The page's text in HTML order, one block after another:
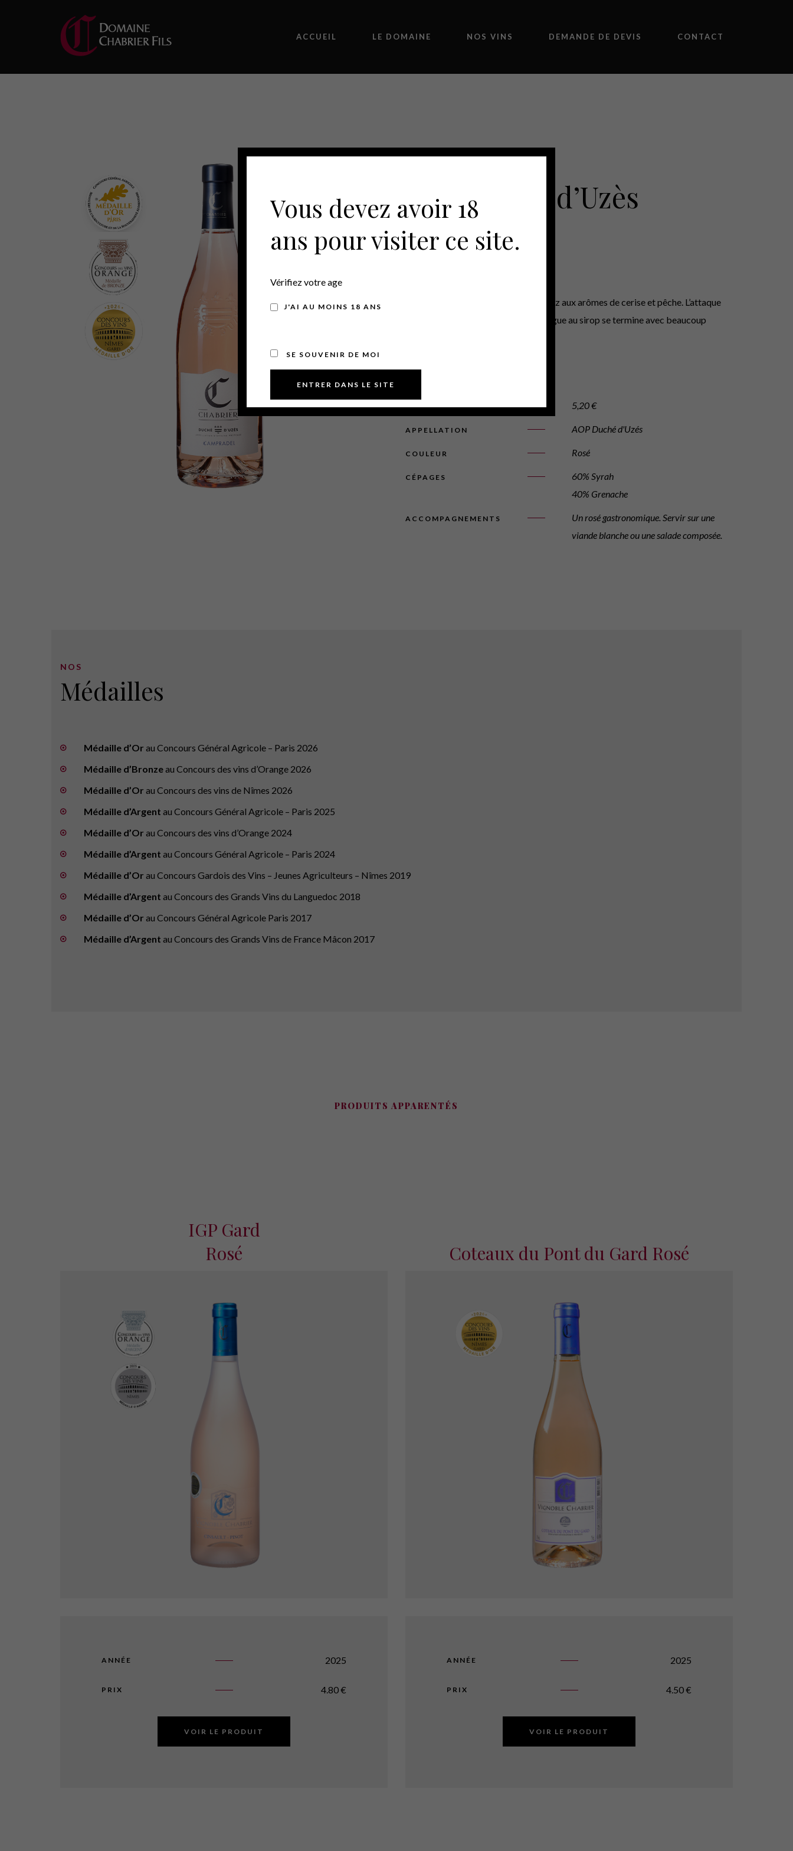
ACCUEIL LE DOMAINE NOS VINS DEMANDE DE DEVIS CONTACT
AOP Duché d’Uzès
Rosé
Robe framboise clair qui amène un nez aux arômes de cerise et pêche. L’attaque
est vive. La bouche aux notes de mangue au sirop se termine avec beaucoup
PRIX 5,20 €
APPELLATION AOP Duché d'Uzés
COULEUR Rosé
CÉPAGES
60% Syrah
40% Grenache
ACCOMPAGNEMENTS
Un rosé gastronomique. Servir sur une
viande blanche ou une salade composée.
NOS
Médailles
Médaille d’Or au Concours Général Agricole – Paris 2026
Médaille d’Bronzeau Concours des vins d’Orange 2026
Médaille d’Or au Concours des vins de Nîmes 2026
Médaille d’Argent au Concours Général Agricole – Paris 2025
Médaille d’Or au Concours des vins d’Orange 2024
Médaille d’Argent au Concours Général Agricole – Paris 2024
Médaille d’Or au Concours Gardois des Vins – Jeunes Agriculteurs – Nîmes 2019
Médaille d’Argent au Concours des Grands Vins du Languedoc 2018
Médaille d’Or au Concours Général Agricole Paris 2017
Médaille d’Argent au Concours des Grands Vins de France Mâcon 2017
PRODUITS APPARENTÉS
IGP Gard
Rosé
ANNÉE 2025
PRIX 4.80€
VOIR LE PRODUIT
Coteaux du Pont du Gard Rosé
ANNÉE 2025
PRIX 4.50€
VOIR LE PRODUIT
Vous devez avoir 18
ans pour visiter ce site.
Vérifiez votre age
J'AI AU MOINS 18 ANS
SE SOUVENIR DE MOI